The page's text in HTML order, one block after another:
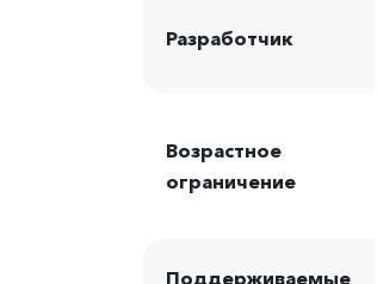
Разработчик
Возрастное
ограничение
Поддерживаемые